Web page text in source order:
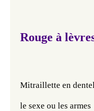
Rouge à
Mitraillette en
le sexe ou les armes